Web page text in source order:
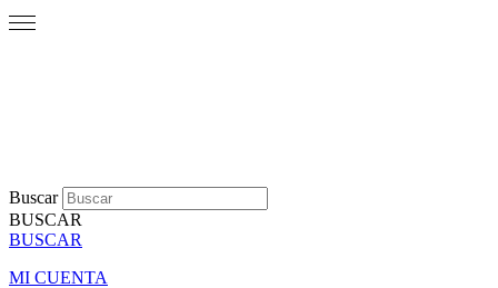
Buscar
BUSCAR
BUSCAR
MI CUENTA